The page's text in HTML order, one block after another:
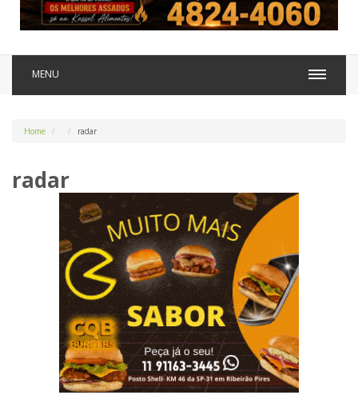
MENU
Home radar
radar